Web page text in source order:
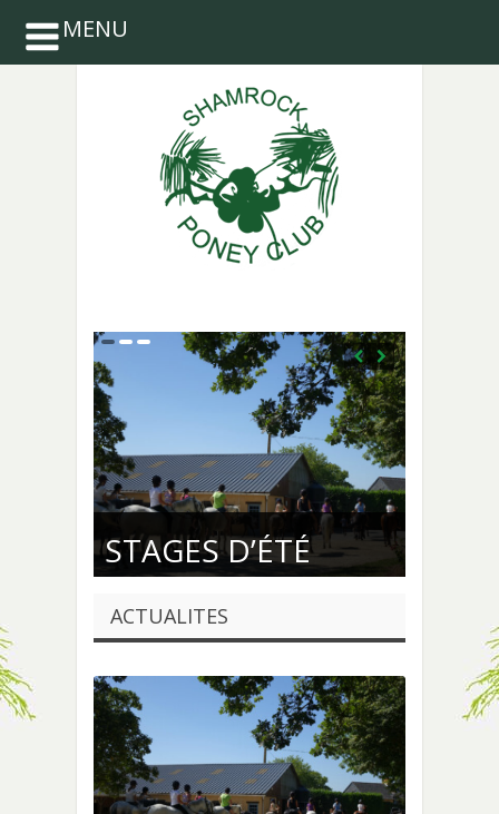
STAGES D’ÉTÉ
INSCRIPTIONS
2026-2027 :
EQUITATION, BABY
PONEY, VOLTIGE
L’ENSEIGNEMENT
À SHAMROCK
ACTUALITES
MENU